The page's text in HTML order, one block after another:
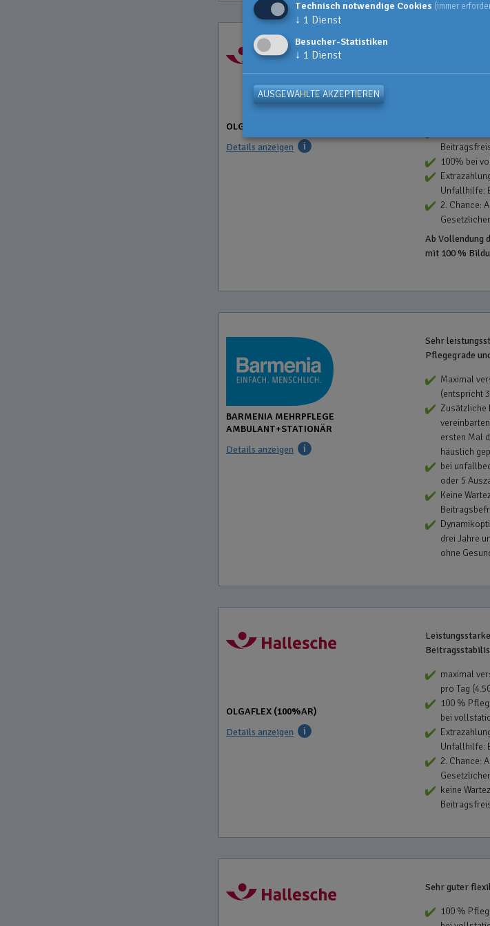
OLGAFLEX (100%RI)
Details anzeigen
reduzierter
100% bei
Unfallhilfe:
2. Chance:
Ab Vollendung
mit 100 %
BARMENIA MEHRPFLEGE
AMBULANT+STATIONÄR
Details anzeigen
Sehr
Pflegegrade
Maximal
(entspricht
Zusätzliche
ersten Mal
häuslich
bei
oder 5
Keine
drei Jahre
ohne
OLGAFLEX (100%AR)
Details anzeigen
maximal
pro Tag
100 %
bei
Unfallhilfe:
2. Chance:
keine
Sehr guter
100 %
Technisch notwendige Cookies (immer
↓ 1 Dienst
Besucher-Statistiken
↓ 1 Dienst
AUSGEWÄHLTE AKZEPTIEREN